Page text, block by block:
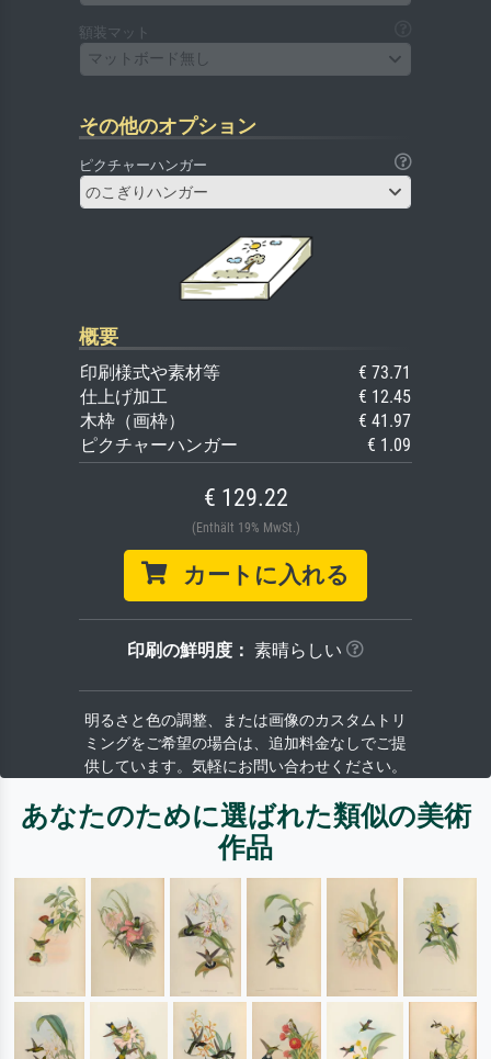
額装マット
マットボード無し
その他のオプション
ピクチャーハンガー
のこぎりハンガー
概要
印刷様式や素材等
€ 73.71
仕上げ加工
€ 12.45
木枠（画枠）
€ 41.97
ピクチャーハンガー
€ 1.09
€ 129.22
(Enthält 19% MwSt.)
カートに入れる
印刷の鮮明度： 素晴らしい
明るさと色の調整、または画像のカスタムトリ
ミングをご希望の場合は、追加料金なしでご提
供しています。気軽にお問い合わせください。
あなたのために選ばれた類似の美術
作品